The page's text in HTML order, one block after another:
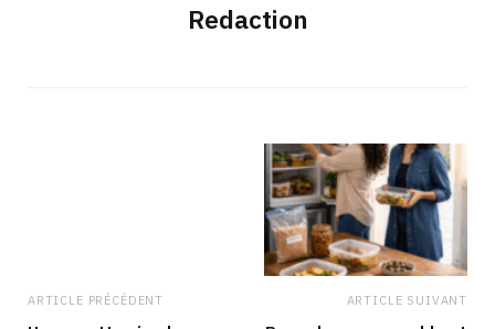
Redaction
ARTICLE PRÉCÉDENT ARTICLE SUIVANT